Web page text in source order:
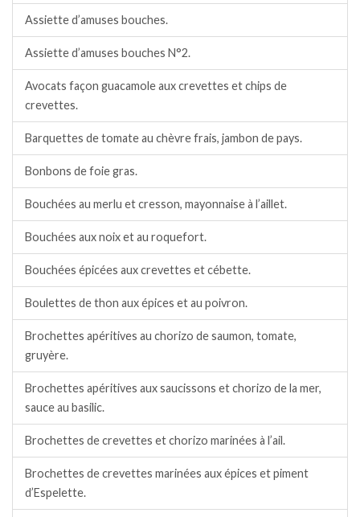
Assiette d’amuses bouches.
Assiette d’amuses bouches N°2.
Avocats façon guacamole aux crevettes et chips de
crevettes.
Barquettes de tomate au chèvre frais, jambon de pays.
Bonbons de foie gras.
Bouchées au merlu et cresson, mayonnaise à l’aillet.
Bouchées aux noix et au roquefort.
Bouchées épicées aux crevettes et cébette.
Boulettes de thon aux épices et au poivron.
Brochettes apéritives au chorizo de saumon, tomate,
gruyère.
Brochettes apéritives aux saucissons et chorizo de la mer,
sauce au basilic.
Brochettes de crevettes et chorizo marinées à l’ail.
Brochettes de crevettes marinées aux épices et piment
d’Espelette.